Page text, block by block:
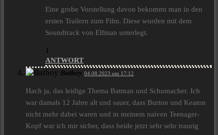
Eine grobe Vorstellung davon bekommt man in den
ersten Trailern zum Film. Diese wurden mit dem
Soundtrack von Elfman unterlegt.
1
ANTWORT
Batboy 04.08.2023 um 17:12
Hach ja, das leidige Thema Batman und Schumacher. Ich
war damals 12 Jahre alt und sauer, dass Burton und Keaton
nicht mehr dabei waren und in meinem naiven Teenager-
Kopf war ich mir sicher, dass beide jetzt sehr sehr traurig